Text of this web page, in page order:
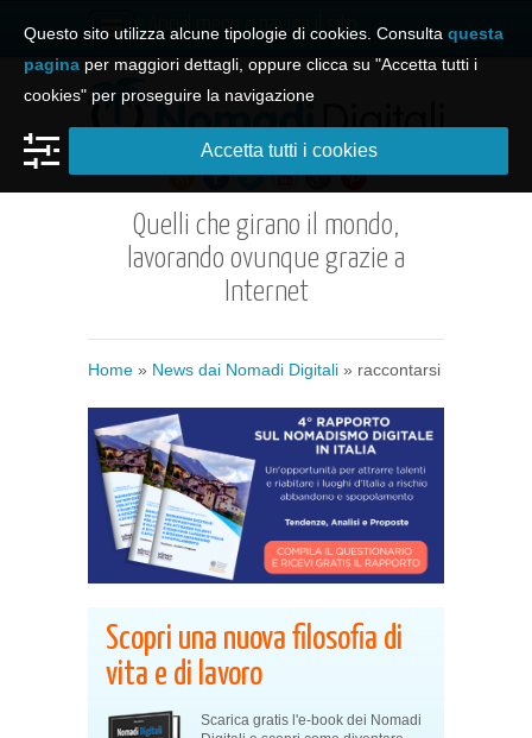
Apri il menu e naviga il sito
Quelli che girano il mondo,
lavorando ovunque grazie a
Internet
Home » News dai Nomadi Digitali » raccontarsi
Scopri una nuova filosofia di
vita e di lavoro
Scarica gratis l'e-book dei Nomadi
Questo sito utilizza alcune tipologie di cookies. Consulta questa
pagina per maggiori dettagli, oppure clicca su "Accetta tutti i
cookies" per proseguire la navigazione
Accetta tutti i cookies